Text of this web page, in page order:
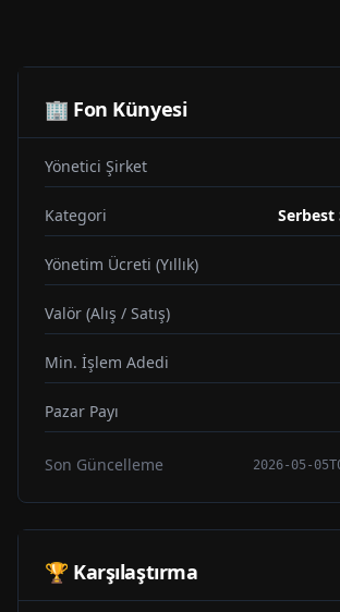
🏢 Fon Künyesi
Yönetici Şirket
Kategori Serbest
Yönetim Ücreti (Yıllık)
Valör (Alış / Satış)
Min. İşlem Adedi
Pazar Payı
Son Güncelleme 2026-05-
🏆 Karşılaştırma